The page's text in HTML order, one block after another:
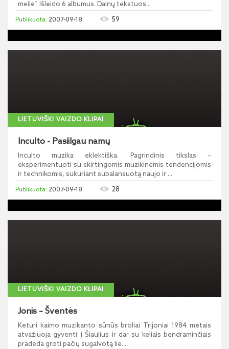
meilė“. Išleido 6 albumus. Dainų tekstuos...
2007-09-18 59
LIETUVIŠKI VAIZDO KLIPAI
Inculto - Pasiilgau namų
Inculto muzika eklektiška. Pagrindinis tikslas –
eksperimentuoti su skirtingomis muzikinėmis tendencijomis
ir technikomis, sukuriant subalansuotą naujo ir ...
2007-09-18 28
LIETUVIŠKI VAIZDO KLIPAI
Jonis – Šventės
Keturi kaimo muzikanto sūnūs broliai Trijoniai 1984 metais
atvažiuoja gyventi į Šiaulius ir dar su keliais bendraminčiais
pradeda groti pačių sugalvotą lie...